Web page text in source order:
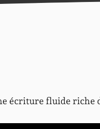
écriture fluide riche